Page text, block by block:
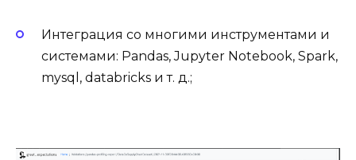
Интеграция со многими инструментами и
системами: Pandas, Jupyter Notebook, Spark,
mysql, databricks и т. д.;